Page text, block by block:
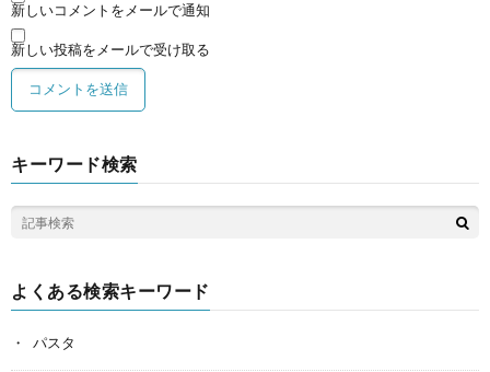
新しいコメントをメールで通知
新しい投稿をメールで受け取る
キーワード検索
よくある検索キーワード
パスタ